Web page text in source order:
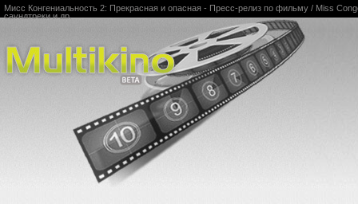
Multikino
Мисс Конгениальность 2: Прекрасная и опасная - Пресс-релиз по фильму / Miss
саундтреки и др.